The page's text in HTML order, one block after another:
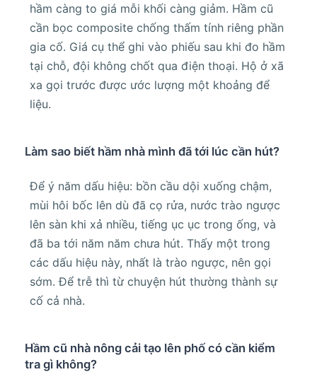
hầm càng to giá mỗi khối càng giảm. Hầm cũ
cần bọc composite chống thấm tính riêng phần
gia cố. Giá cụ thể ghi vào phiếu sau khi đo hầm
tại chỗ, đội không chốt qua điện thoại. Hộ ở xã
xa gọi trước được ước lượng một khoảng để
liệu.
Làm sao biết hầm nhà mình đã tới lúc cần hút?
Để ý năm dấu hiệu: bồn cầu dội xuống chậm,
mùi hôi bốc lên dù đã cọ rửa, nước trào ngược
lên sàn khi xả nhiều, tiếng ục ục trong ống, và
đã ba tới năm năm chưa hút. Thấy một trong
các dấu hiệu này, nhất là trào ngược, nên gọi
sớm. Để trễ thì từ chuyện hút thường thành sự
cố cả nhà.
Hầm cũ nhà nông cải tạo lên phố có cần kiểm
tra gì không?